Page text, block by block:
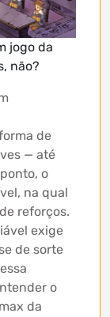
jogo da
não?
de
— até
o
na qual
reforços.
exige
de sorte
o
da